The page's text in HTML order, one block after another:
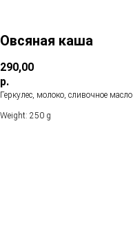
Овсяная каша
290,00
р.
Геркулес, молоко, сливочное масло
Weight: 250 g